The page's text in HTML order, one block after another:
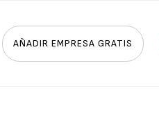
AÑADIR EMPRESA GRATIS